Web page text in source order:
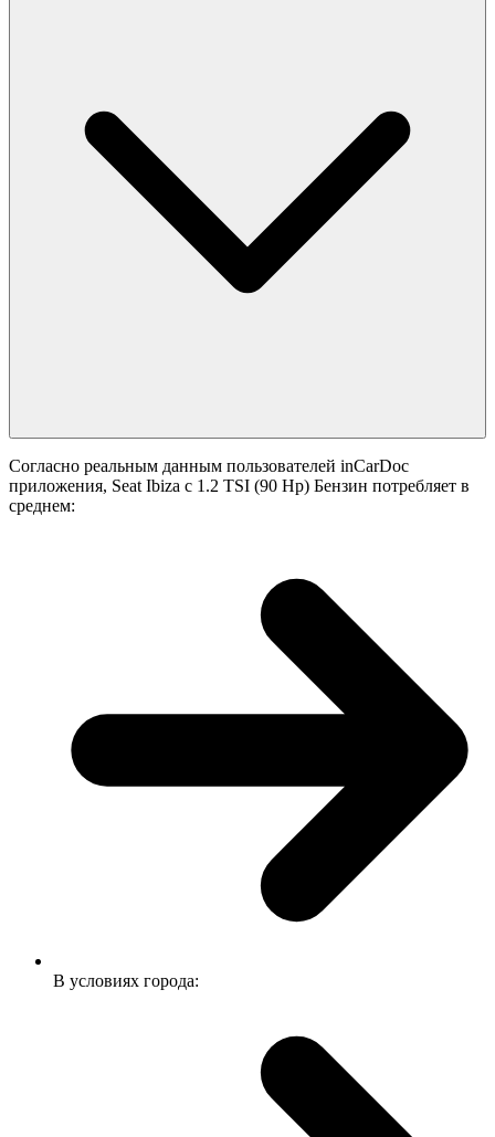
Согласно реальным данным пользователей inCarDoc
приложения, Seat Ibiza с 1.2 TSI (90 Hp) Бензин потребляет в
среднем:
В условиях города: